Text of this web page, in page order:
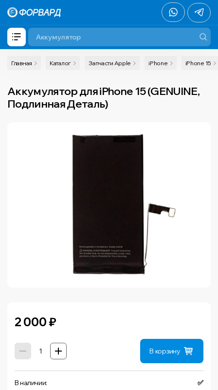
Главная Каталог Запчасти Apple iPhone iPhone 15
Аккумулятор для iPhone 15 (GENUINE,
Подлинная Деталь)
2 000₽
В корзину
В наличии: ✅